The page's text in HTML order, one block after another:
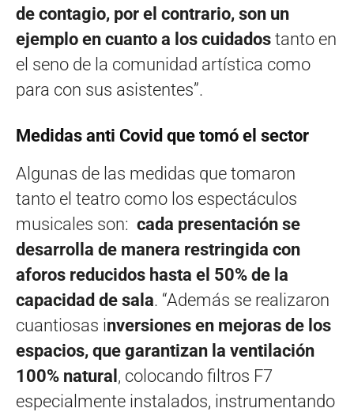
de contagio, por el contrario, son un
ejemplo en cuanto a los cuidados tanto en
el seno de la comunidad artística como
para con sus asistentes”.
Medidas anti Covid que tomó el sector
Algunas de las medidas que tomaron
tanto el teatro como los espectáculos
musicales son: cada presentación se
desarrolla de manera restringida con
aforos reducidos hasta el 50% de la
capacidad de sala. “Además se realizaron
cuantiosas inversiones en mejoras de los
espacios, que garantizan la ventilación
100% natural , colocando filtros F7
especialmente instalados, instrumentando